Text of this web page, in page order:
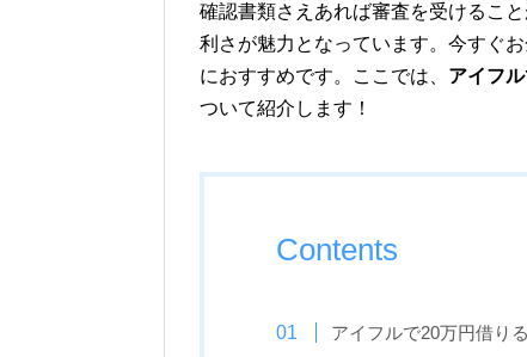
確認書類さえあれば審査を受けるこ
利さが魅力となっています。今すぐ
におすすめです。ここでは、 アイフ
ついて紹介します！
Contents
アイフルで20万円借り